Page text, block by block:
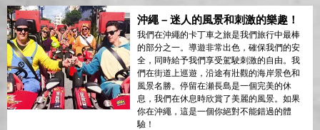
沖繩 – 迷人的風景和刺激的樂趣！
我們在沖繩的卡丁車之旅是我們旅行中最棒
的部分之一。導遊非常出色，確保我們的安
全，同時給予我們享受駕駛刺激的自由。我
們在街道上巡遊，沿途有壯觀的海岸景色和
風景名勝。停留在瀬長島是一個完美的休
息，我們在休息時欣賞了美麗的風景。如果
你在沖繩，這是一個你絕對不能錯過的體
驗！